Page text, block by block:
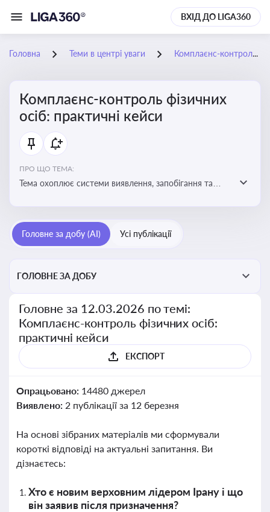
ВХІД ДО LIGA360
Головна Теми в центрі уваги Комплаєнс-контроль фізичних осіб: практичні кейси
Комплаєнс-контроль фізичних
осіб: практичні кейси
ПРО ЩО ТЕМА:
Тема охоплює системи виявлення, запобігання та
Головне за добу (AI) Усі публікації
ГОЛОВНЕ ЗА ДОБУ
Головне за 12.03.2026 по темі:
Комплаєнс-контроль фізичних осіб:
практичні кейси
ЕКСПОРТ
Опрацьовано: 14480 джерел
Виявлено: 2 публікації за 12 березня
На основі зібраних матеріалів ми сформували
короткі відповіді на актуальні запитання. Ви
дізнаєтесь:
Хто є новим верховним лідером Ірану і що
він заявив після призначення?